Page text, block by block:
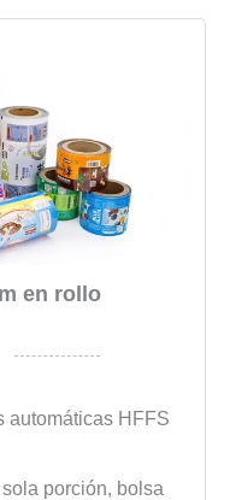
en rollo
automáticas HFFS
porción, bolsa